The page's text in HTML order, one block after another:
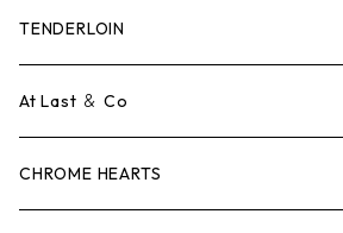
Tシャツ
ロンTEE
スウェット/ニット
TENDERLOIN
Tシャツ
ロンTEE
At Last ＆ Co
Tシャツ
CHROME HEARTS